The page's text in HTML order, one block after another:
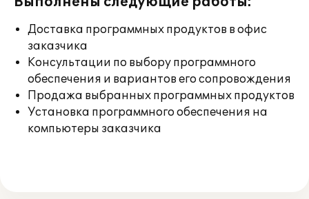
Доставка программных продуктов в офис
заказчика
Консультации по выбору программного
обеспечения и вариантов его сопровождения
Продажа выбранных программных продуктов
Установка программного обеспечения на
компьютеры заказчика